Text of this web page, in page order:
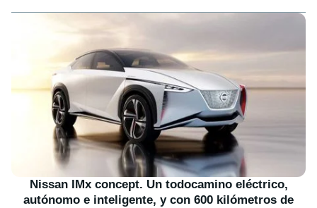
Nissan IMx concept. Un todocamino eléctrico,
autónomo e inteligente, y con 600 kilómetros de